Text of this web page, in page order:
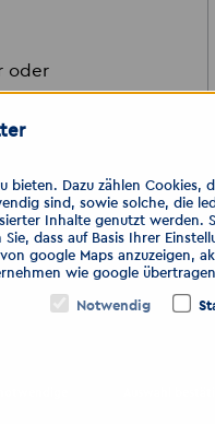
oder
Dazu zählen Cookies,
sind, sowie solche, die
Inhalte genutzt werden.
dass auf Basis Ihrer
google Maps anzuzeigen,
wie google
Notwendig